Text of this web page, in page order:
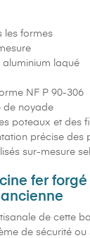
les formes
aluminium laqué
NF P 90-306
de noyade
poteaux et des
précise des
sur-mesure
fer forgé
de cette
de sécurité ou